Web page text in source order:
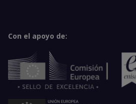
Con el apoyo de: